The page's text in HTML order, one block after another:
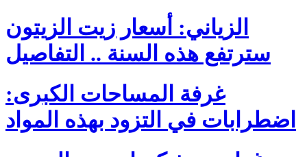
الزياني: أسعار زيت الزيتون
سترتفع هذه السنة .. التفاصيل
غرفة المساحات الكبرى:
اضطرابات في التزود بهذه المواد